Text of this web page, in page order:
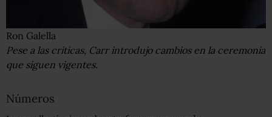
Ron Galella
Pese a las críticas, Carr introdujo cambios en la ceremonia
que siguen vigentes.
Números